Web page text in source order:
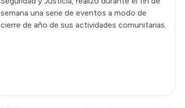
semana una serie de eventos a modo de
cierre de año de sus actividades comunitarias.